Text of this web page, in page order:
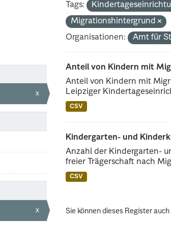
x
x
Tags:
Migrationshintergrund
Organisationen:
Amt für
Anteil von Kindern mit
Anteil von Kindern mit
Leipziger
CSV
Kindergarten- und
Anzahl der Kindergarten-
freier Trägerschaft nach
CSV
Sie können dieses Register